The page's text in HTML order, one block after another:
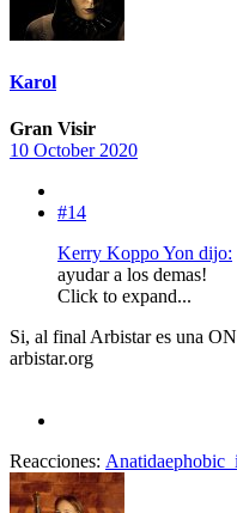
Karol
Gran Visir
10 October 2020
#14
Kerry Koppo Yon dijo:
ayudar a los demas!
Click to expand...
Si, al final Arbistar es una
arbistar.org
Reacciones: